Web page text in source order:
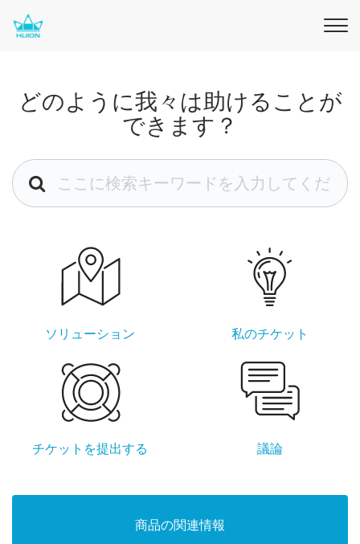
どのように我々は助けることが
できます？
ソリューション 私のチケット
チケットを提出する 議論
商品の関連情報